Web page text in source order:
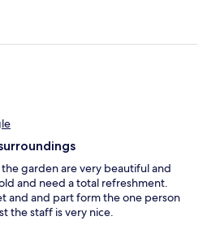
garden are very beautiful and
and need a total refreshment.
and and part form the one person
the staff is very nice.